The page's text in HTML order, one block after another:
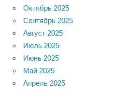
Октябрь 2025
Сентябрь 2025
Август 2025
Июль 2025
Июнь 2025
Май 2025
Апрель 2025